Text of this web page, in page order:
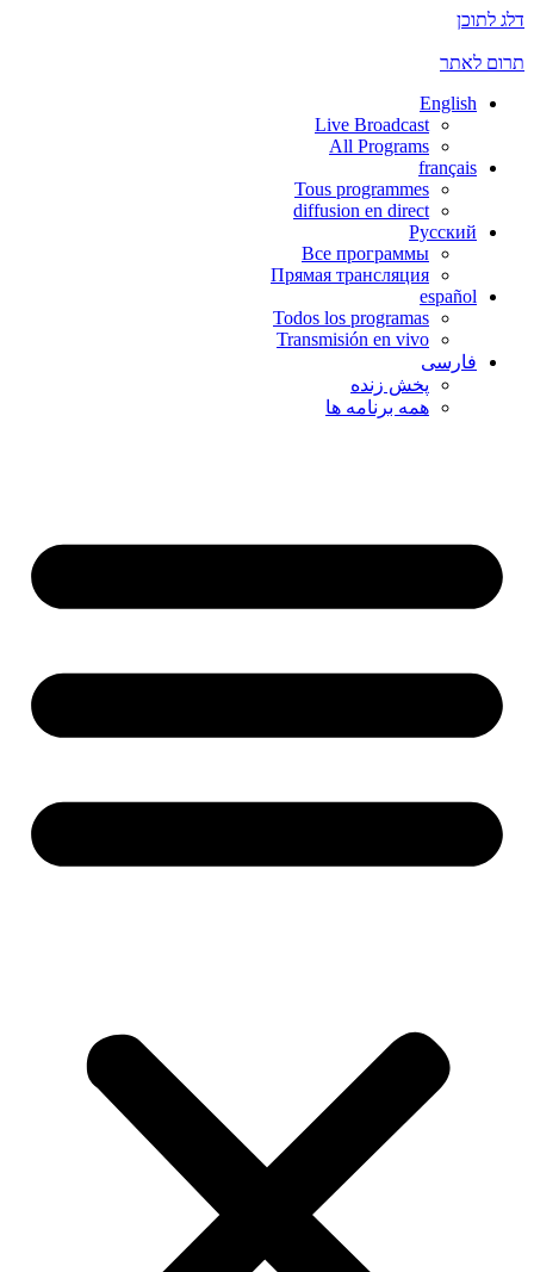
דלג לתוכן
תרום לאתר
English
Live Broadcast
All Programs
français
Tous programmes
diffusion en direct
Русский
Все программы
Прямая трансляция
español
Todos los programas
Transmisión en vivo
فارسی
پخش زنده
همه برنامه ها